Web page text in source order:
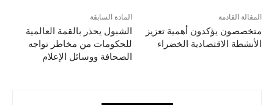
المادة السابقة
الشبول يحذر بالقمة العالمية
للحكومات من مخاطر تواجه
الصحافة ووسائل الإعلام
المقالة القادمة
متخصصون يؤكدون أهمية تعزيز
الأنشطة الاقتصادية الخضراء